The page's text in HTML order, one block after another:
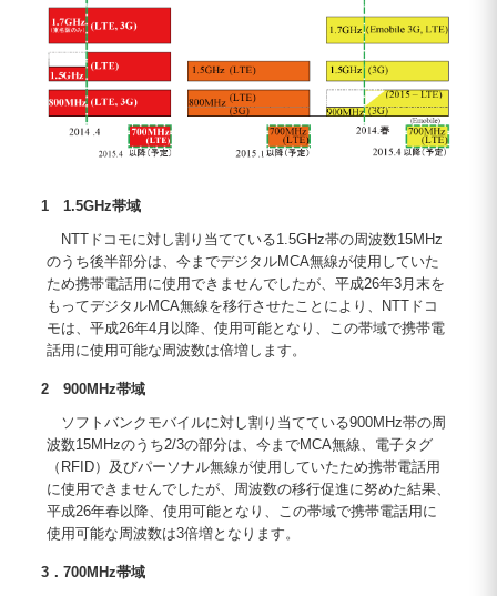
1 1.5GHz帯域
NTTドコモに対し割り当てている1.5GHz帯の周波数15MHz
のうち後半部分は、今までデジタルMCA無線が使用していた
ため携帯電話用に使用できませんでしたが、平成26年3月末を
もってデジタルMCA無線を移行させたことにより、NTTドコ
モは、平成26年4月以降、使用可能となり、この帯域で携帯電
話用に使用可能な周波数は倍増します。
2 900MHz帯域
ソフトバンクモバイルに対し割り当てている900MHz帯の周
波数15MHzのうち2/3の部分は、今までMCA無線、電子タグ
（RFID）及びパーソナル無線が使用していたため携帯電話用
に使用できませんでしたが、周波数の移行促進に努めた結果、
平成26年春以降、使用可能となり、この帯域で携帯電話用に
使用可能な周波数は3倍増となります。
3．700MHz帯域